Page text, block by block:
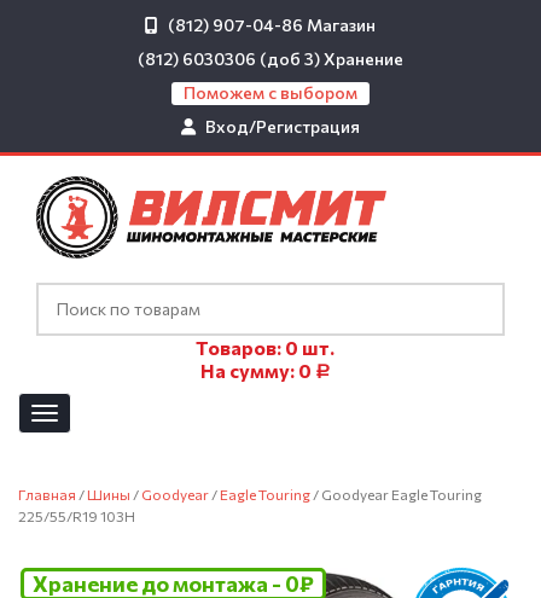
(812) 907-04-86 Магазин
(812) 6030306 (доб 3)Хранение
Поможем с выбором
Вход/Регистрация
Товаров: 0 шт.
На сумму: 0 Р
Главная / Шины / Goodyear / Eagle Touring / Goodyear Eagle Touring
225/55/R19 103H
Хранение до монтажа - 0₽